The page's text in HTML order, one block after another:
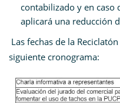
contabilizado y en caso
aplicará una reducción
Las fechas de la
siguiente cronograma: